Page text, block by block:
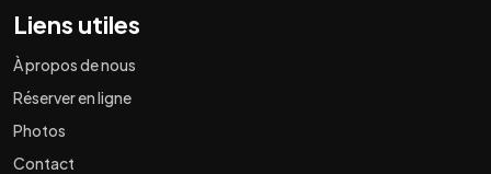
Liens utiles
À propos de nous
Réserver en ligne
Photos
Contact